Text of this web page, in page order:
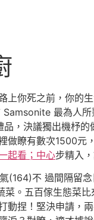
你死之前，你的
最為人
，決議獨出機杼
做瞭有數次1500元
起看；中心步精入
不 過間隔留念
。五百傢生態菜
捏！堅決申請，